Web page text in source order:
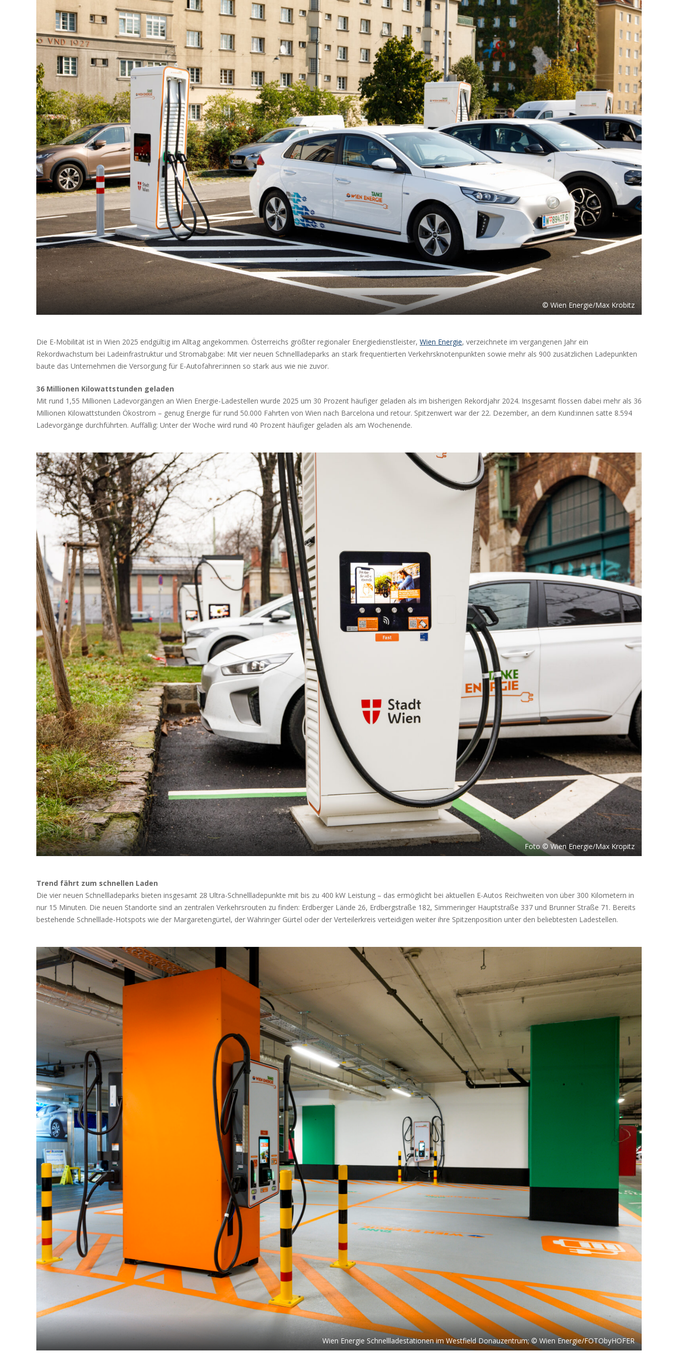
© Wien Energie/Max Krobitz
Die E-Mobilität ist in Wien 2025 endgültig im Alltag angekommen. Österreichs größter regionaler Energiedienstleister, Wien Energie, verzeichnete im vergangenen Jahr ein
Rekordwachstum bei Ladeinfrastruktur und Stromabgabe: Mit vier neuen Schnellladeparks an stark frequentierten Verkehrsknotenpunkten sowie mehr als 900 zusätzlichen Ladepunkten
baute das Unternehmen die Versorgung für E-Autofahrer:innen so stark aus wie nie zuvor.
36 Millionen Kilowattstunden geladen
Mit rund 1,55 Millionen Ladevorgängen an Wien Energie-Ladestellen wurde 2025 um 30 Prozent häufiger geladen als im bisherigen Rekordjahr 2024. Insgesamt flossen dabei mehr als 36
Millionen Kilowattstunden Ökostrom – genug Energie für rund 50.000 Fahrten von Wien nach Barcelona und retour. Spitzenwert war der 22. Dezember, an dem Kund:innen satte 8.594
Ladevorgänge durchführten. Auffällig: Unter der Woche wird rund 40 Prozent häufiger geladen als am Wochenende.
Foto © Wien Energie/Max Kropitz
Trend fährt zum schnellen Laden
Die vier neuen Schnellladeparks bieten insgesamt 28 Ultra-Schnellladepunkte mit bis zu 400 kW Leistung – das ermöglicht bei aktuellen E-Autos Reichweiten von über 300 Kilometern in
nur 15 Minuten. Die neuen Standorte sind an zentralen Verkehrsrouten zu finden: Erdberger Lände 26, Erdbergstraße 182, Simmeringer Hauptstraße 337 und Brunner Straße 71. Bereits
bestehende Schnelllade-Hotspots wie der Margaretengürtel, der Währinger Gürtel oder der Verteilerkreis verteidigen weiter ihre Spitzenposition unter den beliebtesten Ladestellen.
Wien Energie Schnellladestationen im Westfield Donauzentrum; © Wien Energie/FOTObyHOFER